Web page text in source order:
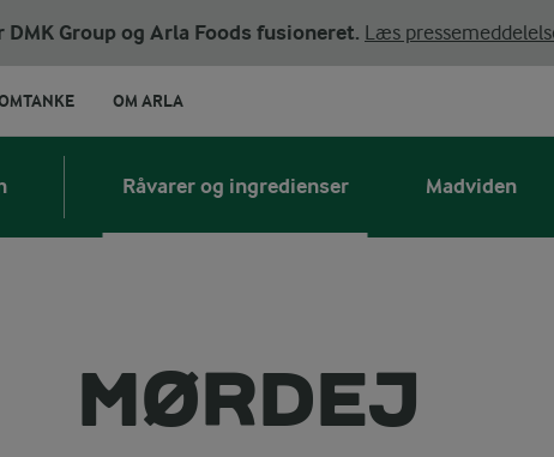
DMK Group og Arla Foods fusioneret. Læs
OM ARLA
Råvarer og ingredienser Madviden
MØRDEJ